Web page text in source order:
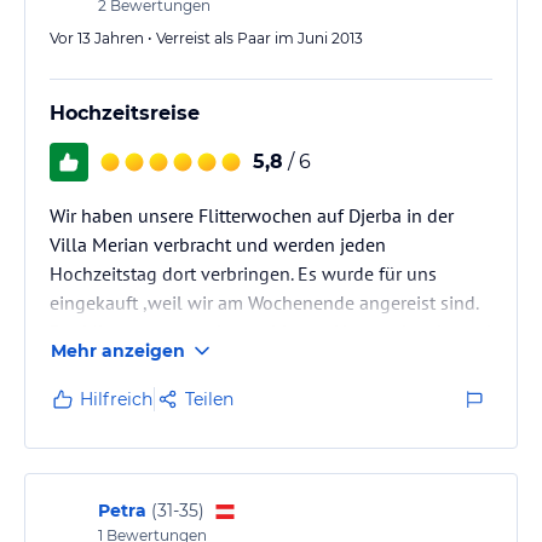
2 Bewertungen
Vor 13 Jahren • Verreist als Paar im Juni 2013
Hochzeitsreise
5,8 / 6
Wir haben unsere Flitterwochen auf Djerba in der
Villa Merian verbracht und werden jeden
Hochzeitstag dort verbringen. Es wurde für uns
eingekauft ,weil wir am Wochenende angereist sind.
dort auch wieder abgeholt. Der Reiseleiter hat uns am
Schalter abgeholt und bis zu Checkin wieder
zurückbegleitet. Vielen Dank nochmal für den tollen
Hochzeitsservice mit Blumen und Wein und netter
Deko. Der Pool ist ein Salzwasserpool und das Meer
fehlt dabei nicht. Wer es absolut…
Mehr anzeigen
Hilfreich Teilen
Petra (31-35)
1 Bewertungen